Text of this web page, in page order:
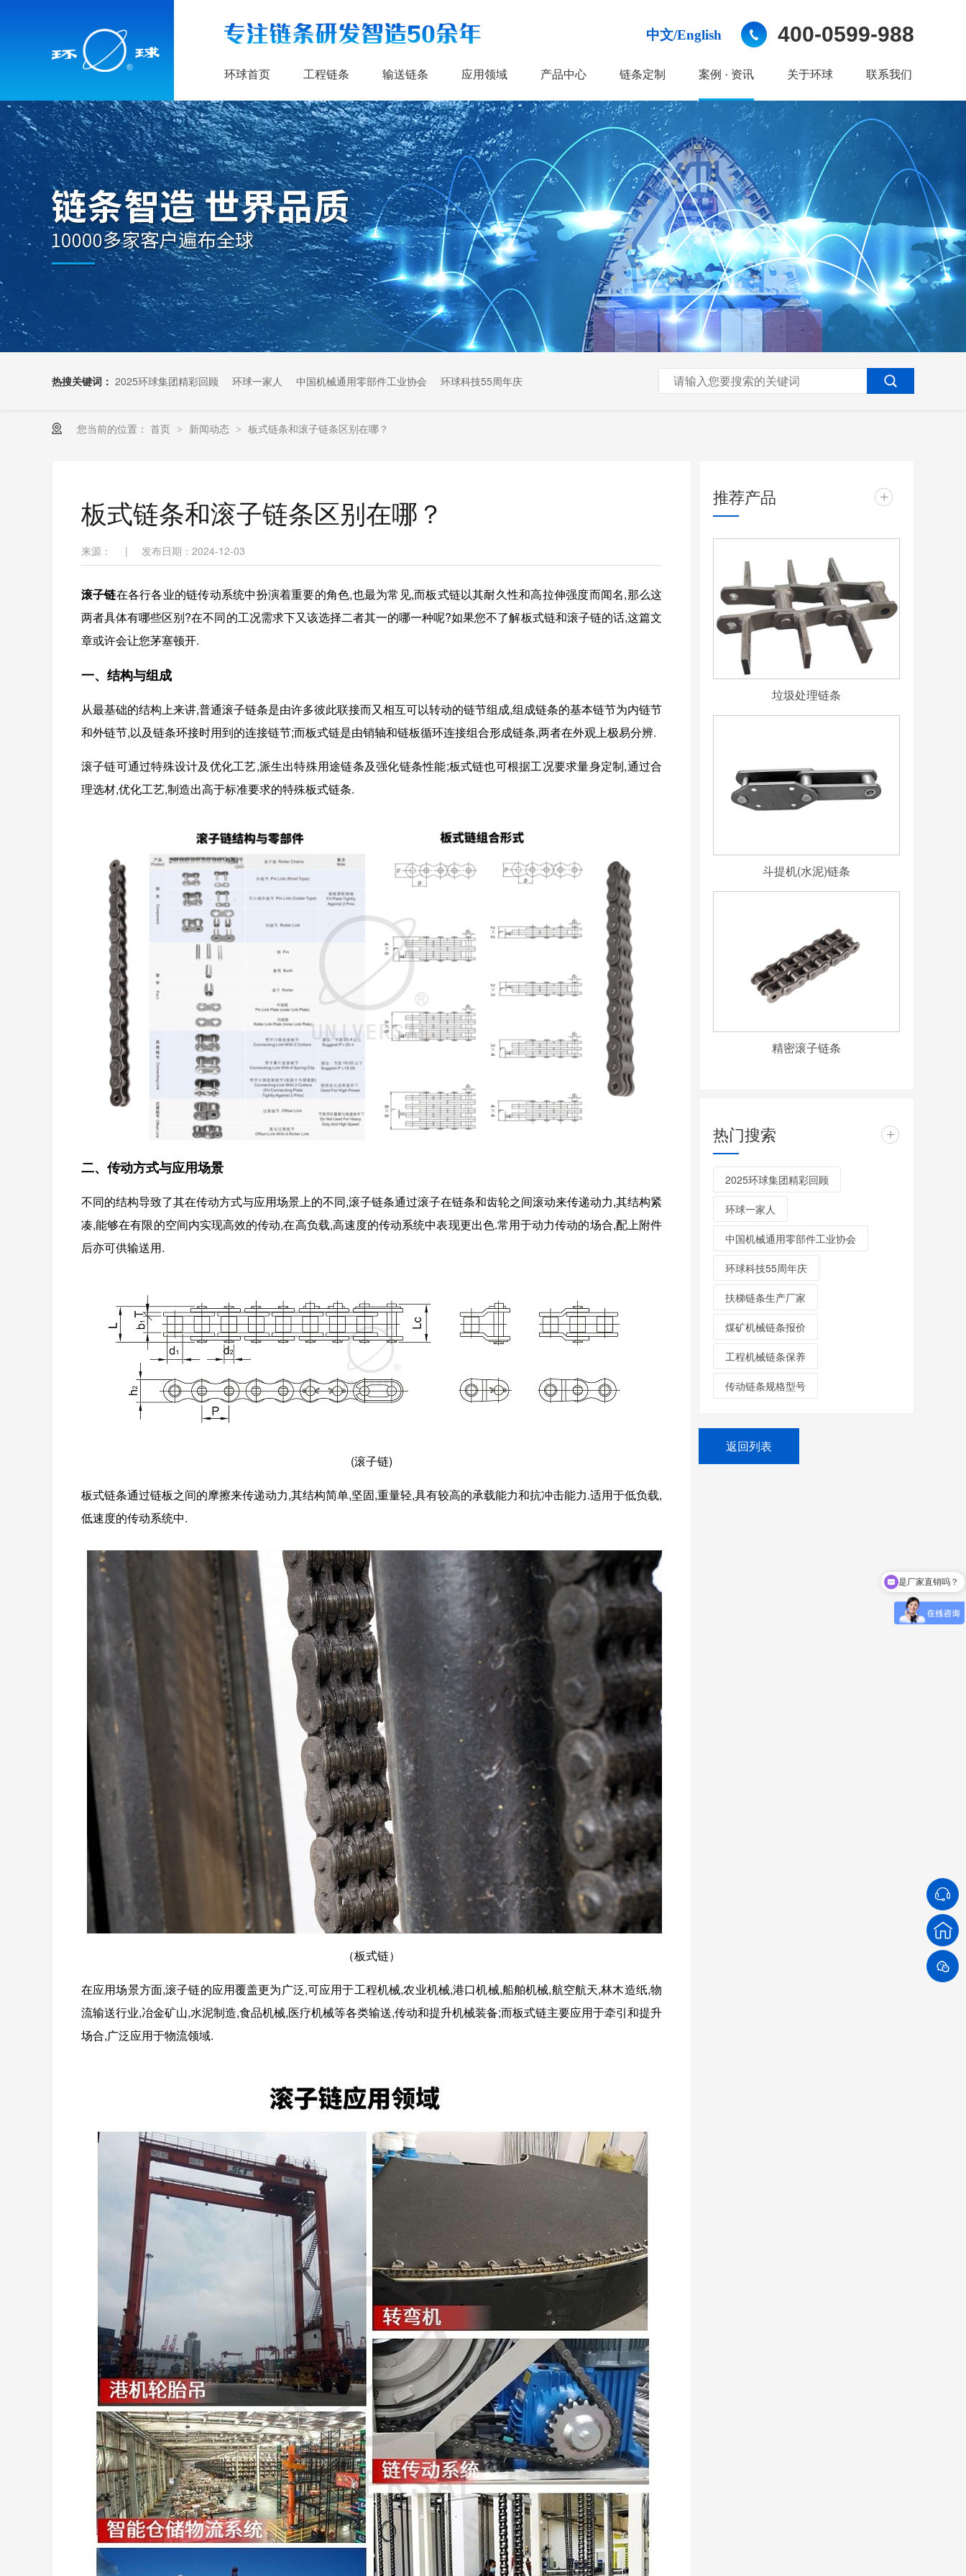
中文/English 400-0599-988
环球首页 工程链条 输送链条 应用领域 产品中心 链条定制 案例 · 资讯 关于环球 联系我们
热搜关键词： 2025环球集团精彩回顾 环球一家人 中国机械通用零部件工业协会 环球科技55周年庆
扶梯链条生产厂家
您当前的位置： 首页 > 新闻动态 > 板式链条和滚子链条区别在哪？
板式链条和滚子链条区别在哪？
来源： | 发布日期：2024-12-03
滚子链在各行各业的链传动系统中扮演着重要的角色,也最为常见,而板式链以其耐久性和高拉伸强度而闻名,那么这
两者具体有哪些区别?在不同的工况需求下又该选择二者其一的哪一种呢?如果您不了解板式链和滚子链的话,这篇文
章或许会让您茅塞顿开.
一、结构与组成
从最基础的结构上来讲,普通滚子链条是由许多彼此联接而又相互可以转动的链节组成,组成链条的基本链节为内链节
和外链节,以及链条环接时用到的连接链节;而板式链是由销轴和链板循环连接组合形成链条,两者在外观上极易分辨.
滚子链可通过特殊设计及优化工艺,派生出特殊用途链条及强化链条性能;板式链也可根据工况要求量身定制,通过合
理选材,优化工艺,制造出高于标准要求的特殊板式链条.
二、传动方式与应用场景
不同的结构导致了其在传动方式与应用场景上的不同,滚子链条通过滚子在链条和齿轮之间滚动来传递动力,其结构紧
凑,能够在有限的空间内实现高效的传动,在高负载,高速度的传动系统中表现更出色.常用于动力传动的场合,配上附件
后亦可供输送用.
(滚子链)
板式链条通过链板之间的摩擦来传递动力,其结构简单,坚固,重量轻,具有较高的承载能力和抗冲击能力.适用于低负载,
低速度的传动系统中.
（板式链）
在应用场景方面,滚子链的应用覆盖更为广泛,可应用于工程机械,农业机械,港口机械,船舶机械,航空航天,林木造纸,物
流输送行业,冶金矿山,水泥制造,食品机械,医疗机械等各类输送,传动和提升机械装备;而板式链主要应用于牵引和提升
场合,广泛应用于物流领域.
推荐产品 +
垃圾处理链条
斗提机(水泥)链条
精密滚子链条
热门搜索 +
2025环球集团精彩回顾
环球一家人
中国机械通用零部件工业协会
环球科技55周年庆
扶梯链条生产厂家
煤矿机械链条报价
工程机械链条保养
传动链条规格型号
返回列表
链条怎么报价？